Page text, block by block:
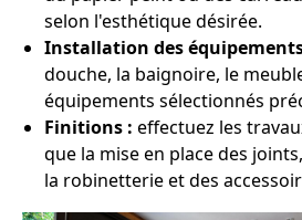
selon l'esthétique désirée.
Installation des
douche, la baignoire, le
équipements sélectionnés
Finitions : effectuez les
que la mise en place des
la robinetterie et des